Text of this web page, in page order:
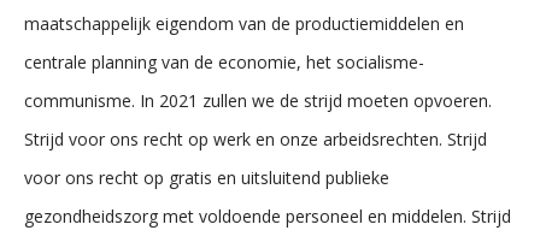
maatschappelijk eigendom van de productiemiddelen en
centrale planning van de economie, het socialisme-
communisme. In 2021 zullen we de strijd moeten opvoeren.
Strijd voor ons recht op werk en onze arbeidsrechten. Strijd
voor ons recht op gratis en uitsluitend publieke
gezondheidszorg met voldoende personeel en middelen. Strijd